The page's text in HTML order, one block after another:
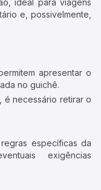
ideal para viagens
e, possivelmente,
apresentar o
no guichê.
é necessário retirar o
específicas da
exigências